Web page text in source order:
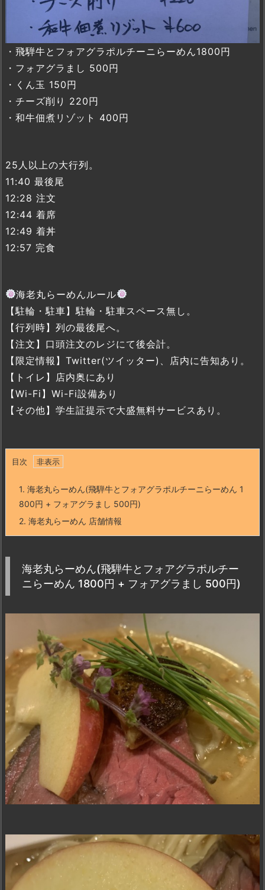
・飛騨牛とフォアグラポルチーニらーめん1800円
・フォアグラまし 500円
・くん玉 150円
・チーズ削り 220円
・和牛佃煮リゾット 400円
25人以上の大行列。
11:40 最後尾
12:28 注文
12:44 着席
12:49 着丼
12:57 完食
海老丸らーめんルール
【駐輪・駐車】駐輪・駐車スペース無し。
【行列時】列の最後尾へ。
【注文】口頭注文のレジにて後会計。
【限定情報】Twitter(ツイッター)、店内に告知あり。
【トイレ】店内奥にあり
【Wi-Fi】Wi-Fi設備あり
【その他】学生証提示で大盛無料サービスあり。
目次
1. 海老丸らーめん(飛騨牛とフォアグラポルチーニらーめん 1
800円 + フォアグラまし 500円)
2. 海老丸らーめん 店舗情報
海老丸らーめん(飛騨牛とフォアグラポルチー
ニらーめん 1800円 + フォアグラまし 500円)